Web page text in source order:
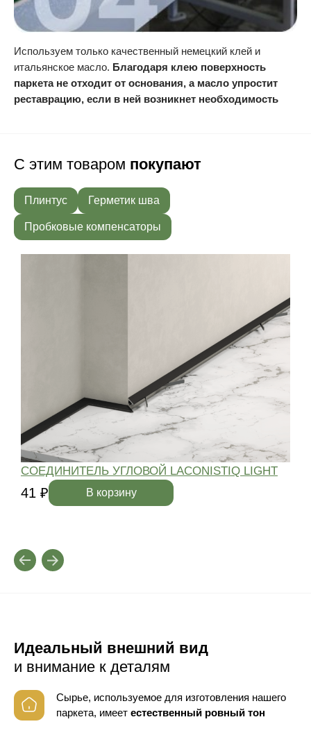
Используем только качественный немецкий клей и
итальянское масло. Благодаря клею поверхность
паркета не отходит от основания, а масло упростит
реставрацию, если в ней возникнет необходимость
С этим товаром покупают
Плинтус Герметик шва
Пробковые компенсаторы
СОЕДИНИТЕЛЬ УГЛОВОЙ LACONISTIQ LIGHT
41 ₽ В корзину
Идеальный внешний вид
и внимание к деталям
Сырье, используемое для изготовления нашего
паркета, имеет естественный ровный тон